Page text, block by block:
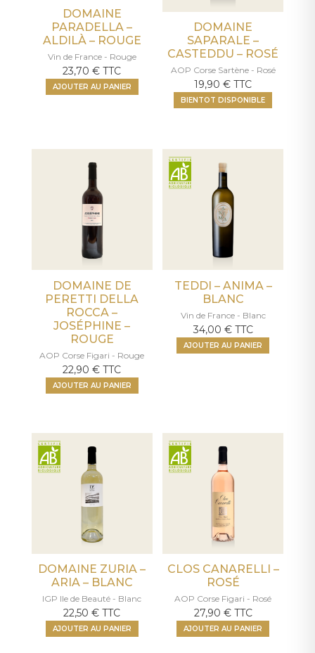
DOMAINE
PARADELLA –
ALDILÀ – ROUGE
Vin de France - Rouge
23,70€ TTC
AJOUTER AU PANIER
DOMAINE
SAPARALE –
CASTEDDU – ROSÉ
AOP Corse Sartène - Rosé
19,90€ TTC
BIENTOT DISPONIBLE
DOMAINE DE
PERETTI DELLA
ROCCA –
JOSÉPHINE –
ROUGE
AOP Corse Figari - Rouge
22,90€ TTC
AJOUTER AU PANIER
TEDDI – ANIMA –
BLANC
Vin de France - Blanc
34,00 € TTC
AJOUTER AU PANIER
DOMAINE ZURIA –
ARIA – BLANC
IGP Ile de Beauté - Blanc
22,50€ TTC
AJOUTER AU PANIER
CLOS CANARELLI –
ROSÉ
AOP Corse Figari - Rosé
27,90 € TTC
AJOUTER AU PANIER